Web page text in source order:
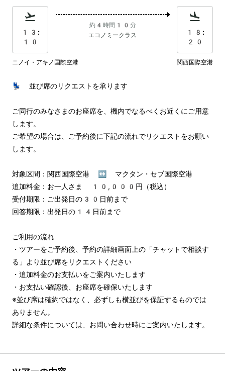
13:
10
約4時間10分
エコノミークラス
18:
20
ニノイ・アキノ国際空港 関西国際空港
💺 並び席のリクエストを承ります
ご同行のみなさまのお座席を、機内でなるべくお近くにご用意
します。
ご希望の場合は、ご予約後に下記の流れでリクエストをお願い
します。
対象区間：関西国際空港 ↔︎ マクタン・セブ国際空港
追加料金：お一人さま 10,000円（税込）
受付期限：ご出発日の30日前まで
回答期限：出発日の14日前まで
ご利用の流れ
・ツアーをご予約後、予約の詳細画面上の「チャットで相談す
る」より並び席をリクエストください
・追加料金のお支払いをご案内いたします
・お支払い確認後、お座席を確保いたします
※並び席は確約ではなく、必ずしも横並びを保証するものでは
ありません。
詳細な条件については、お問い合わせ時にご案内いたします。